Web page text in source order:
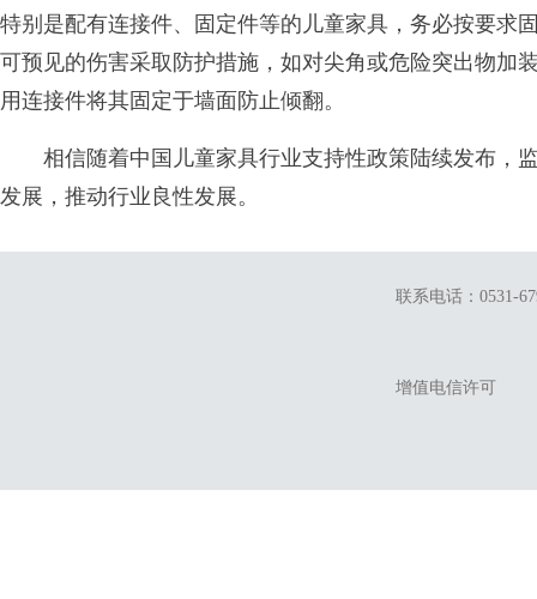
特别是配有连接件、固定件等的儿童家具，务必按要求
可预见的伤害采取防护措施，如对尖角或危险突出物加
用连接件将其固定于墙面防止倾翻。
相信随着中国儿童家具行业支持性政策陆续发布，
发展，推动行业良性发展。
联系电话：0531-
增值电信许可